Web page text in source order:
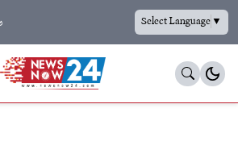
Select Language▼